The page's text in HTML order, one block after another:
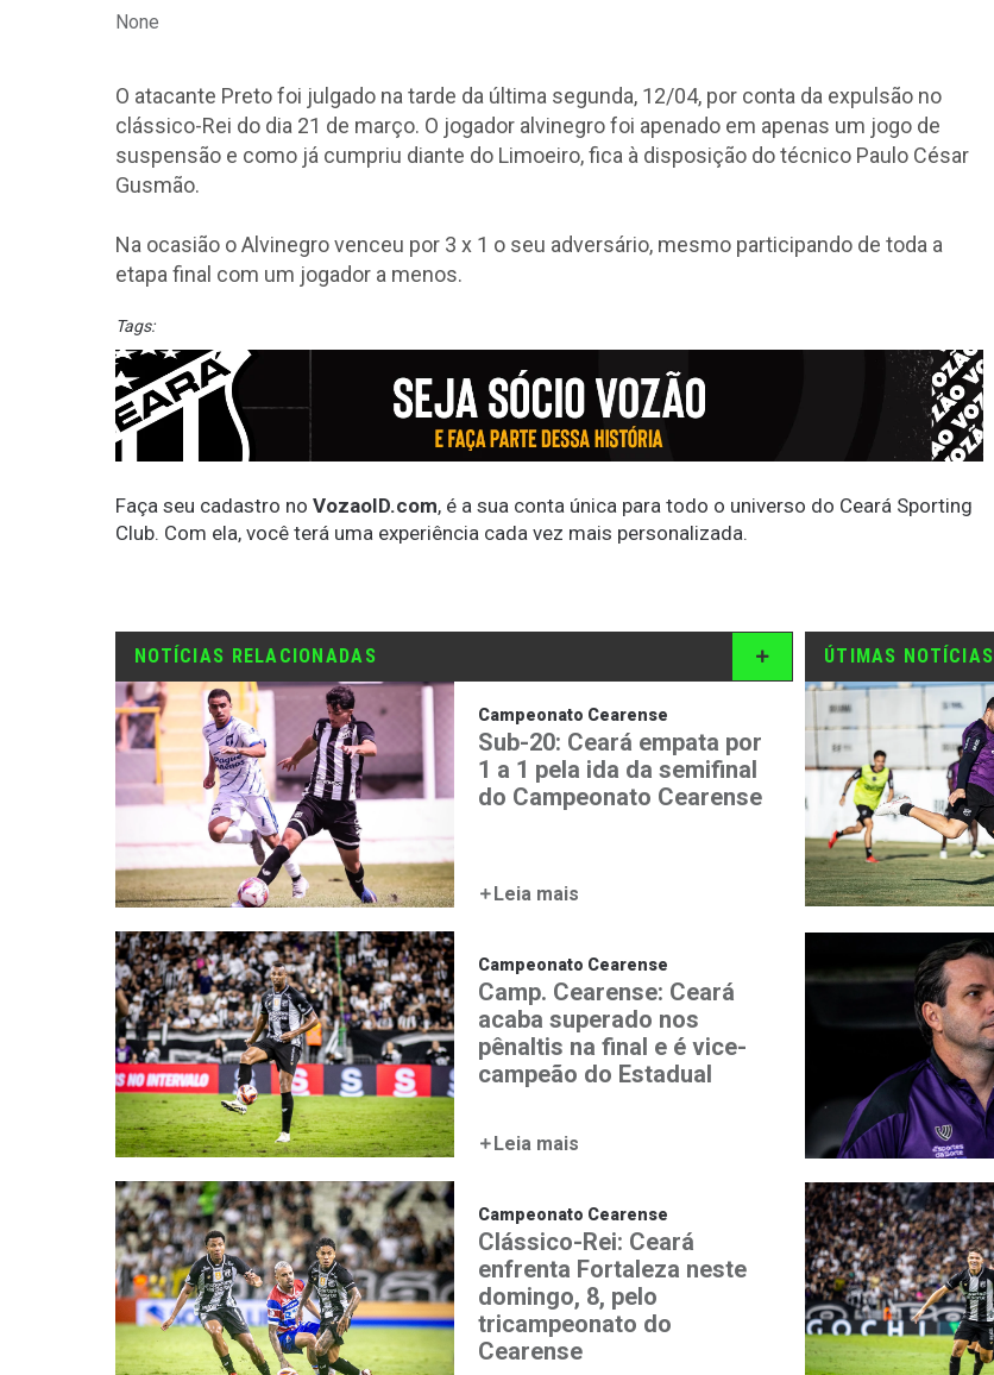
None
O atacante Preto foi julgado na tarde da última segunda, 12/04, por conta da expulsão no
clássico-Rei do dia 21 de março. O jogador alvinegro foi apenado em apenas um jogo de
suspensão e como já cumpriu diante do Limoeiro, fica à disposição do técnico Paulo César
Gusmão.
Na ocasião o Alvinegro venceu por 3 x 1 o seu adversário, mesmo participando de toda a
etapa final com um jogador a menos.
Tags:
Faça seu cadastro no VozaoID.com, é a sua conta única para todo o universo do Ceará Sporting
Club. Com ela, você terá uma experiência cada vez mais personalizada.
NOTÍCIAS RELACIONADAS
Campeonato Cearense
Sub-20: Ceará empata por
1 a 1 pela ida da semifinal
do Campeonato Cearense
Leia mais
Campeonato Cearense
Camp. Cearense: Ceará
acaba superado nos
pênaltis na final e é vice-
campeão do Estadual
Leia mais
Campeonato Cearense
Clássico-Rei: Ceará
enfrenta Fortaleza neste
domingo, 8, pelo
tricampeonato do
Cearense
ÚTIMAS NOTÍCIAS